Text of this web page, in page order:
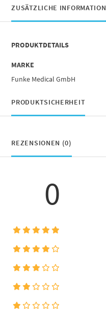
ZUSÄTZLICHE INFORMATION
PRODUKTDETAILS
MARKE
Funke Medical GmbH
PRODUKTSICHERHEIT
REZENSIONEN (0)
0